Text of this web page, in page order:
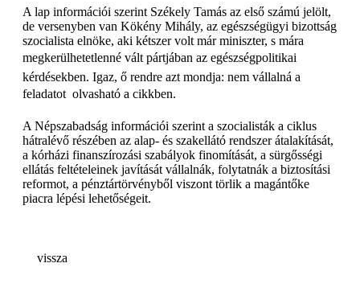
A lap információi szerint Székely Tamás az első számú jelölt,
de versenyben van Kökény Mihály, az egészségügyi bizottság
szocialista elnöke, aki kétszer volt már miniszter, s mára
megkerülhetetlenné vált pártjában az egészségpolitikai
kérdésekben. Igaz, ő rendre azt mondja: nem vállalná a
feladatot  olvasható a cikkben.
A Népszabadság információi szerint a szocialisták a ciklus
hátralévő részében az alap- és szakellátó rendszer átalakítását,
a kórházi finanszírozási szabályok finomítását, a sürgősségi
ellátás feltételeinek javítását vállalnák, folytatnák a biztosítási
reformot, a pénztártörvényből viszont törlik a magántőke
piacra lépési lehetőségeit.
vissza